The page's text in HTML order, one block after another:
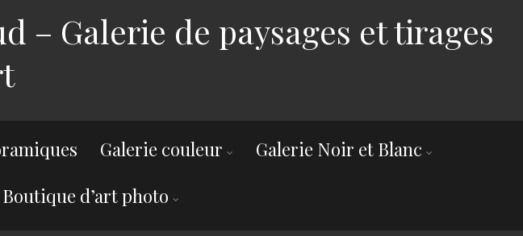
– Galerie de paysages et tirages
Galerie couleur
Galerie Noir et Blanc
Boutique d’art photo